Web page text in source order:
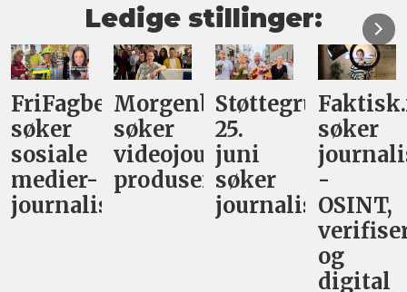
Ledige stillinger:
FriFagbevegelse
søker
sosiale
medier-
journalist
Morgenbladet
søker
videojournalist/podkast-
produsent
Støttegruppa
25.
juni
søker
journalist
søker
-
OSINT,
og
digital